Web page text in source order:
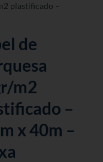
plastificado –
de
m2
–
x 40m –